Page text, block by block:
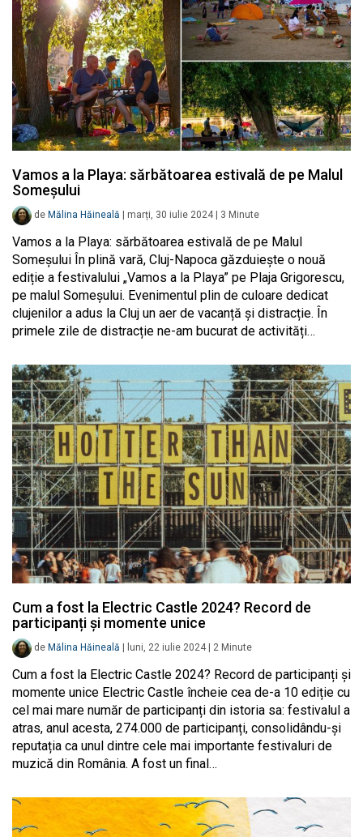
Vamos a la Playa: sărbătoarea estivală de pe Malul
Someșului
de Mălina Hăineală marți, 30 iulie 2024 3 Minute
Vamos a la Playa: sărbătoarea estivală de pe Malul
Someșului În plină vară, Cluj-Napoca găzduiește o nouă
ediție a festivalului „Vamos a la Playa” pe Plaja Grigorescu,
pe malul Someșului. Evenimentul plin de culoare dedicat
clujenilor a adus la Cluj un aer de vacanță și distracție. În
primele zile de distracție ne-am bucurat de activități…
Cum a fost la Electric Castle 2024? Record de
participanți și momente unice
de Mălina Hăineală luni, 22 iulie 2024 2 Minute
Cum a fost la Electric Castle 2024? Record de participanți și
momente unice Electric Castle încheie cea de-a 10 ediție cu
cel mai mare număr de participanți din istoria sa: festivalul a
atras, anul acesta, 274.000 de participanți, consolidându-și
reputația ca unul dintre cele mai importante festivaluri de
muzică din România. A fost un final…